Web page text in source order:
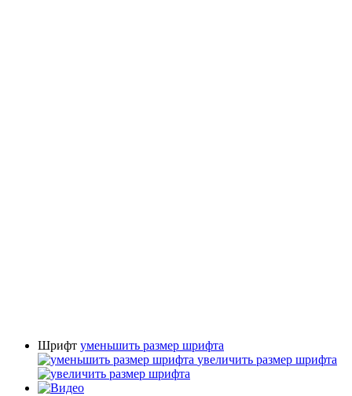
Шрифт уменьшить размер шрифта
увеличить размер шрифта